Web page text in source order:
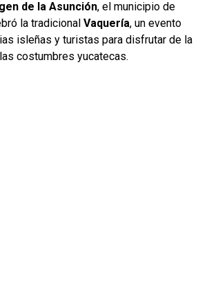
de la Asunción, el municipio de
la tradicional Vaquería, un evento
isleñas y turistas para disfrutar de la
costumbres yucatecas.